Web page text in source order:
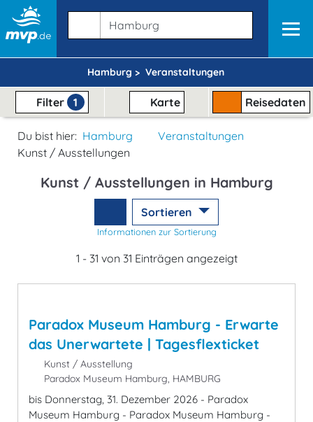
Hamburg > Veranstaltungen
Filter 1 Karte Reisedaten
Du bist hier: Hamburg
Veranstaltungen
Kunst / Ausstellungen
Kunst / Ausstellungen in Hamburg
Sortieren
Informationen zur Sortierung
1 - 31 von 31 Einträgen angezeigt
Paradox Museum Hamburg - Erwarte
das Unerwartete | Tagesflexticket
Kunst / Ausstellung
Paradox Museum Hamburg, HAMBURG
bis Donnerstag, 31. Dezember 2026 - Paradox
Museum Hamburg - Paradox Museum Hamburg -